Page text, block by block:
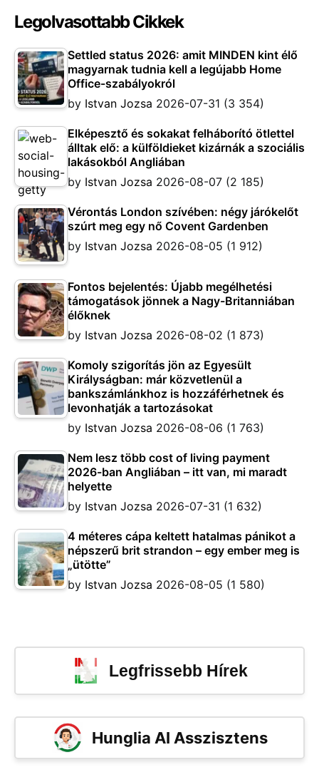
Legolvasottabb Cikkek
Settled status 2026: amit MINDEN kint élő
magyarnak tudnia kell a legújabb Home
Office-szabályokról
by Istvan Jozsa 2026-07-31 (3 354)
Elképesztő és sokakat felháborító ötlettel
álltak elő: a külföldieket kizárnák a szociális
lakásokból Angliában
by Istvan Jozsa 2026-08-07 (2 185)
Vérontás London szívében: négy járókelőt
szúrt meg egy nő Covent Gardenben
by Istvan Jozsa 2026-08-05 (1 912)
Fontos bejelentés: Újabb megélhetési
támogatások jönnek a Nagy-Britanniában
élőknek
by Istvan Jozsa 2026-08-02 (1 873)
Komoly szigorítás jön az Egyesült
Királyságban: már közvetlenül a
bankszámlánkhoz is hozzáférhetnek és
levonhatják a tartozásokat
by Istvan Jozsa 2026-08-06 (1 763)
Nem lesz több cost of living payment
2026-ban Angliában – itt van, mi maradt
helyette
by Istvan Jozsa 2026-07-31 (1 632)
4 méteres cápa keltett hatalmas pánikot a
népszerű brit strandon – egy ember meg is
„ütötte”
by Istvan Jozsa 2026-08-05 (1 580)
Legfrissebb Hírek
Hunglia AI Asszisztens